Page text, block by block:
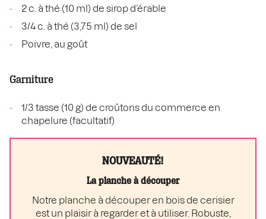
2 c. à thé (10 ml) de sirop d’érable
3/4 c. à thé (3,75 ml) de sel
Poivre, au goût
Garniture
1/3 tasse (10 g) de croûtons du commerce en
chapelure (facultatif)
NOUVEAUTÉ!
La planche à découper
Notre planche à découper en bois de cerisier
est un plaisir à regarder et à utiliser. Robuste,